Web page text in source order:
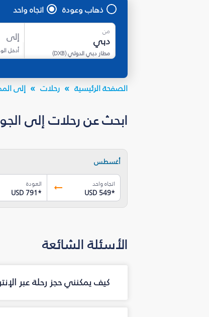
ذهاب وعودة اتجاه واحد
من
مطار دبي الدولي(
DXB
)
إلى
أدخل
الصفحة الرئيسية رحلات إلى
ابحث عن رحلات إلى
أغسطس
اتجاه واحد
USD 549*
العودة
USD 791*
الأسئلة الشائعة
كيف يمكنني حجز رحلة عبر